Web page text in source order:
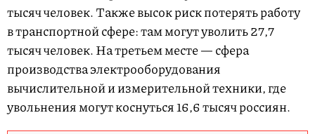
тысяч человек. Также высок риск потерять работу
в транспортной сфере: там могут уволить 27,7
тысяч человек. На третьем месте — сфера
производства электрооборудования
вычислительной и измерительной техники, где
увольнения могут коснуться 16,6 тысяч россиян.